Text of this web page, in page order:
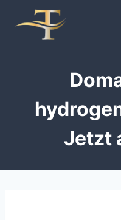
Inhalt
Jetzt